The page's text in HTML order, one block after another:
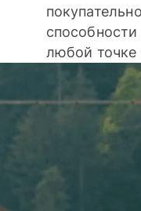
любой точке